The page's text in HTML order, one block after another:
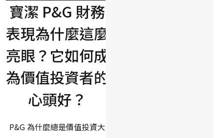
寶潔 P&G 財務
表現為什麼這麼
亮眼？它如何成
為價值投資者的
心頭好？
P&G 為什麼總是價值投資大